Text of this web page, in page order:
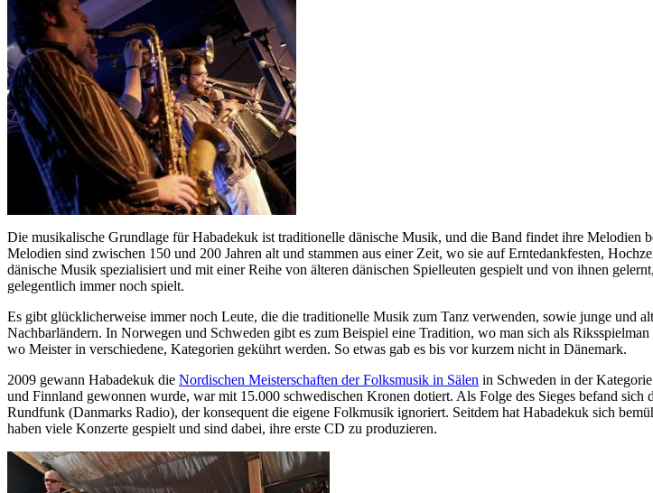
Die musikalische Grundlage für Habadekuk ist traditionelle dänische Musik, und die Band findet ihre Melodien
Melodien sind zwischen 150 und 200 Jahren alt und stammen aus einer Zeit, wo sie auf Erntedankfesten,
dänische Musik spezialisiert und mit einer Reihe von älteren dänischen Spielleuten gespielt und von ihnen
gelegentlich immer noch spielt.
Es gibt glücklicherweise immer noch Leute, die die traditionelle Musik zum Tanz verwenden, sowie junge und
Nachbarländern. In Norwegen und Schweden gibt es zum Beispiel eine Tradition, wo man sich als
wo Meister in verschiedene, Kategorien gekührt werden. So etwas gab es bis vor kurzem nicht in Dänemark.
2009 gewann Habadekuk die Nordischen Meisterschaften der Folksmusik in Sälen in Schweden in der
und Finnland gewonnen wurde, war mit 15.000 schwedischen Kronen dotiert. Als Folge des Sieges befand
Rundfunk (Danmarks Radio), der konsequent die eigene Folkmusik ignoriert. Seitdem hat Habadekuk sich
haben viele Konzerte gespielt und sind dabei, ihre erste CD zu produzieren.